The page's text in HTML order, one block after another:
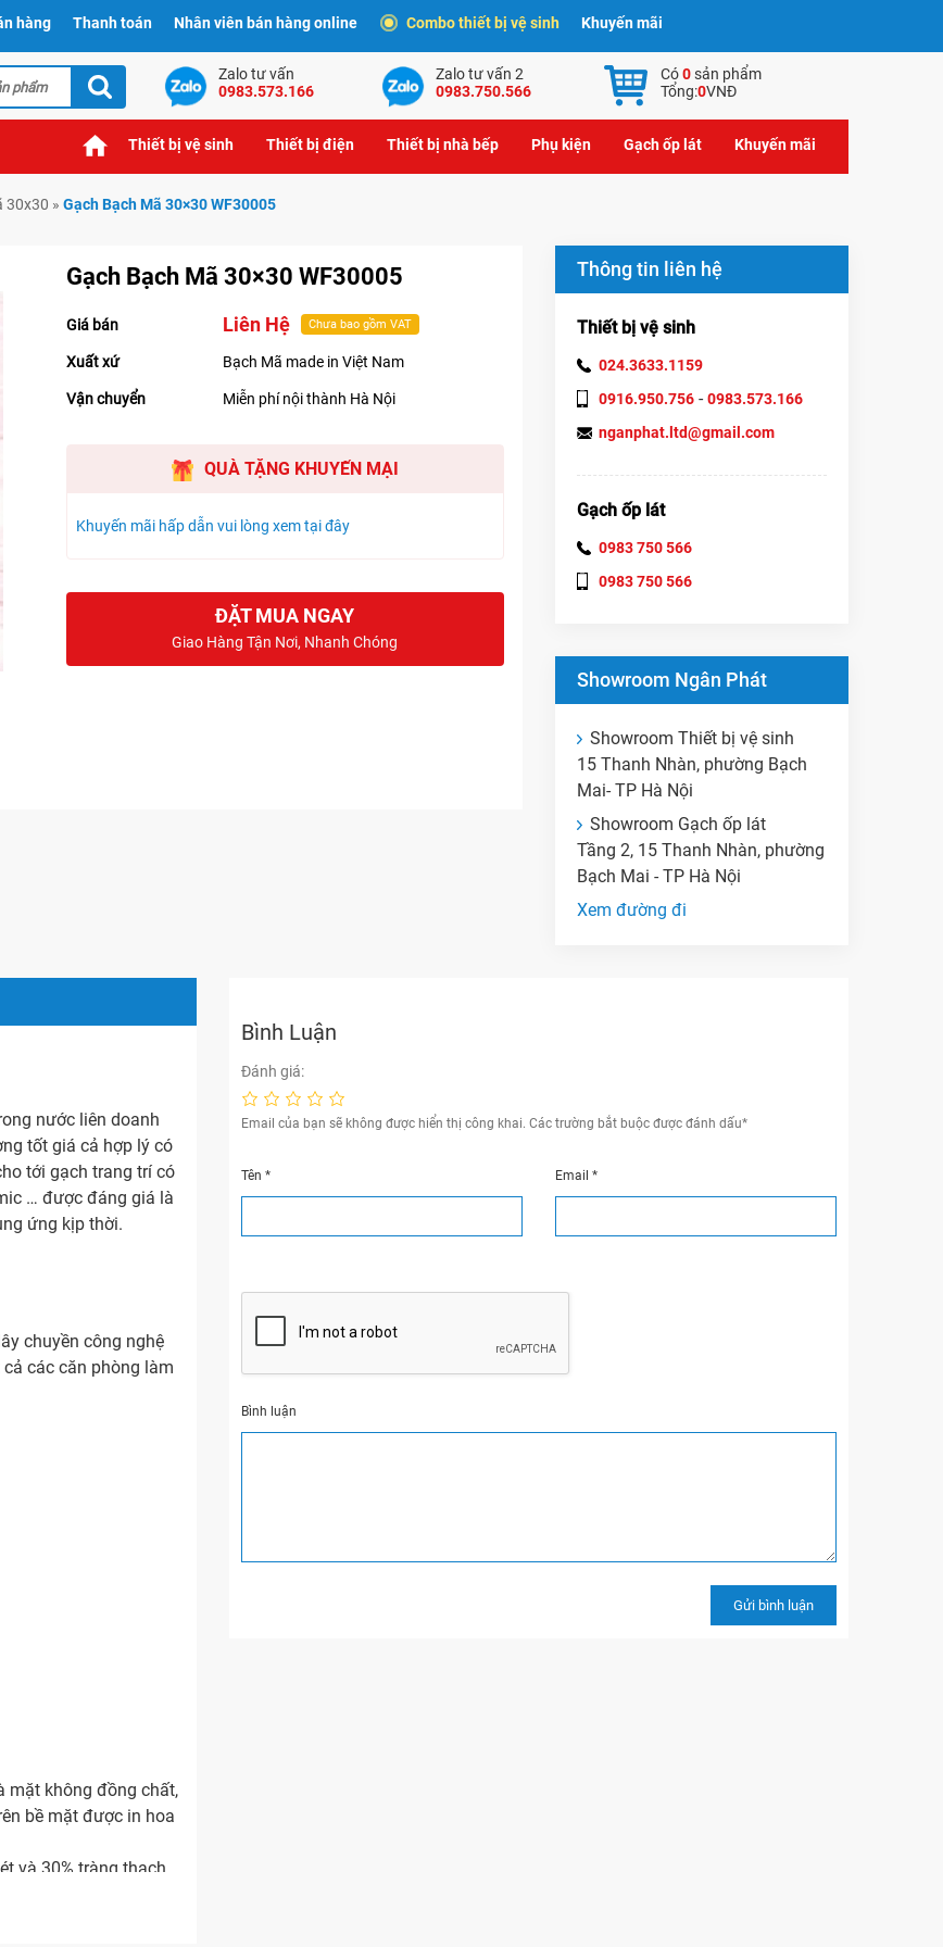
hàng Thanh toán Nhân viên bán hàng online Combo thiết bị vệ sinh Khuyến mãi
Zalo tư vấn
0983.573.166
Zalo tư vấn 2
0983.750.566
Có0sản phẩm
Tổng:0VNĐ
Thiết bị vệ sinh Thiết bị điện Thiết bị nhà bếp Phụ kiện Gạch ốp lát Khuyến mãi
30x30 » Gạch Bạch Mã 30×30 WF30005
Gạch Bạch Mã 30×30 WF30005
Giá bán Liên Hệ Chưa bao gồm VAT
Xuất xứ Bạch Mã made in Việt Nam
Vận chuyển Miễn phí nội thành Hà Nội
QUÀ TẶNG KHUYẾN MẠI
Khuyến mãi hấp dẫn vui lòng xem tại đây
ĐẶT MUA NGAY
Giao Hàng Tận Nơi, Nhanh Chóng
Thông tin liên hệ
Thiết bị vệ sinh
024.3633.1159
0916.950.756 - 0983.573.166
nganphat.ltd@gmail.com
Gạch ốp lát
0983 750 566
0983 750 566
Showroom Ngân Phát
Showroom Thiết bị vệ sinh
15 Thanh Nhàn, phường Bạch
Mai- TP Hà Nội
Showroom Gạch ốp lát
Tầng 2, 15 Thanh Nhàn, phường
Bạch Mai - TP Hà Nội
Xem đường đi
nước liên doanh
tốt giá cả hợp lý có
tới gạch trang trí có
… được đáng giá là
ứng kịp thời.
chuyền công nghệ
các căn phòng làm
mặt không đồng chất,
bề mặt được in hoa
và 30% tràng thạch
xương, tráng men,
Bình Luận
Đánh giá:
Email của bạn sẽ không được hiển thị công khai. Các trường bắt buộc được đánh dấu*
Tên* Email *
Bình luận